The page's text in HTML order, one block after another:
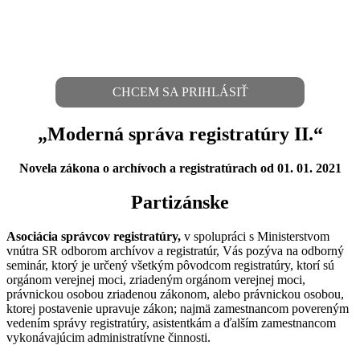
CHCEM SA PRIHLÁSIŤ
„Moderná správa registratúry II.“
Novela zákona o archívoch a registratúrach od 01. 01. 2021
Partizánske
Asociácia správcov registratúry, v spolupráci s Ministerstvom
vnútra SR odborom archívov a registratúr, Vás pozýva na odborný
seminár, ktorý je určený všetkým pôvodcom registratúry, ktorí sú
orgánom verejnej moci, zriadeným orgánom verejnej moci,
právnickou osobou zriadenou zákonom, alebo právnickou osobou,
ktorej postavenie upravuje zákon; najmä zamestnancom povereným
vedením správy registratúry, asistentkám a ďalším zamestnancom
vykonávajúcim administratívne činnosti.